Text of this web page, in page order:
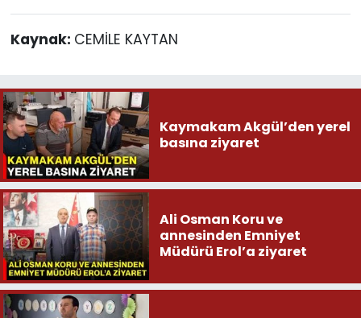
Kaynak: CEMİLE KAYTAN
Kaymakam Akgül’den yerel
basına ziyaret
Ali Osman Koru ve
annesinden Emniyet
Müdürü Erol’a ziyaret